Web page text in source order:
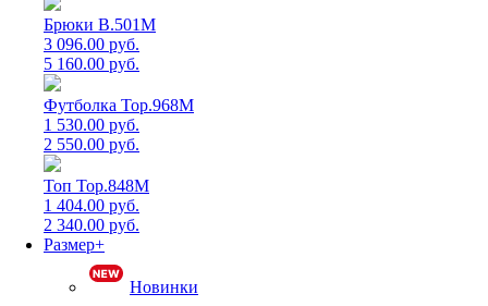
Брюки B.501M
3 096.00 руб.
5 160.00 руб.
Футболка Top.968M
1 530.00 руб.
2 550.00 руб.
Топ Top.848M
1 404.00 руб.
2 340.00 руб.
Размер+
Новинки